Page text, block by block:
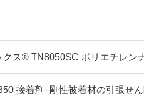
クス® TN8050SC ポリエチレン
接着剤−剛性被着材の引張せ